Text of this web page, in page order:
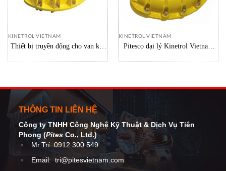
KINETROL VIETNAM
Thiết bị truyền động cho van khí
vietnam
KINETROL VIETNAM
Pitesco đại lý Kinetrol Vietnam
Vietnam
THÔNG TIN LIÊN HỆ
Công ty TNHH Công Nghệ Kỹ Thuật& Dịch Vụ Tiên
Phong (Pites Co., Ltd.)
Mr.Trí 0912 300 549
Email:tri@pitesvietnam.com